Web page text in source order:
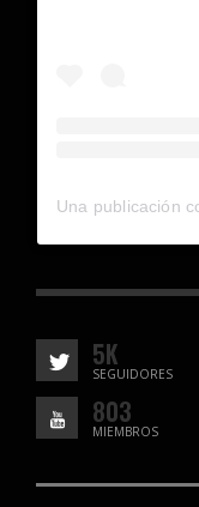
5K
SEGUIDORES
803
MIEMBROS